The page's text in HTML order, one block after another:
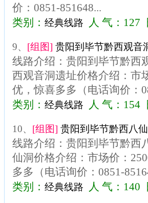
价：0851-851648...
类别： 经典线路 人 气：127
9、 [组图] 贵阳到毕节黔西观音
线路介绍：贵阳到毕节黔西
西观音洞遗址价格介绍：市
优，惊喜多多（电话询价：
类别： 经典线路 人 气：154
10、 [组图] 贵阳到毕节黔西八
线路介绍：贵阳到毕节黔西
仙洞价格介绍：市场价：
多多（电话询价：0851-
类别： 经典线路 人 气：140